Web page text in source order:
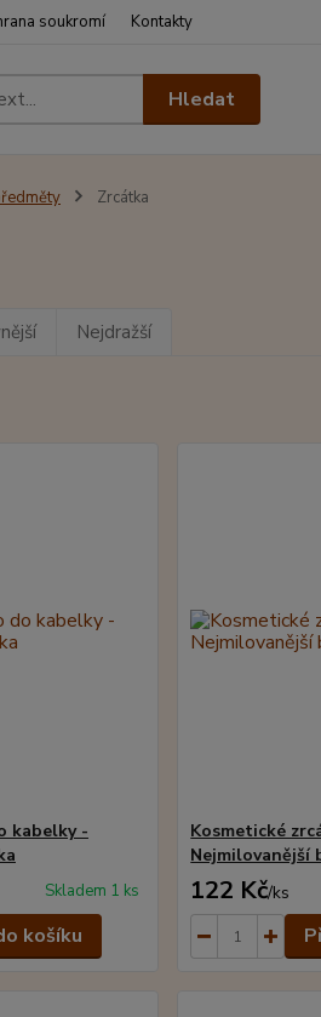
soukromí Kontakty
Hledat
Zrcátka
Nejdražší
kabelky -
Skladem 1 ks
košíku
Kosmetické
Nejmilovanější
122 Kč/ks